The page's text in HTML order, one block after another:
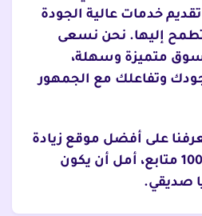
خدمات عالية الجودة
تطمح إليها. نحن نسعى
متميزة وسهلة،
وتفاعلك مع الجمهور
على أفضل موقع زيادة
متابعين انستقرام 1000 متابع، أمل أن يكون
صديقي.